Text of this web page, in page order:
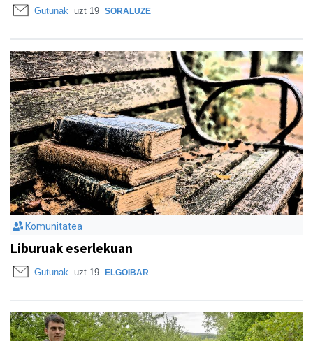
Gutunak uzt 19 SORALUZE
Komunitatea
Liburuak eserlekuan
Gutunak uzt 19 ELGOIBAR